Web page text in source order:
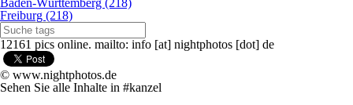
Baden-Württemberg (218)
Freiburg (218)
12161 pics online. mailto: info [at] nightphotos [dot] de
© www.nightphotos.de
Sehen Sie alle Inhalte in #kanzel